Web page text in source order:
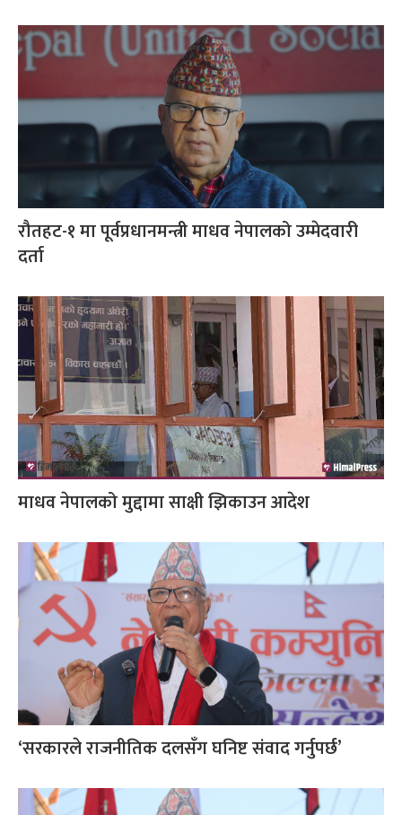
रौतहट-१ मा पूर्वप्रधानमन्त्री माधव नेपालको उम्मेदवारी
दर्ता
माधव नेपालको मुद्दामा साक्षी झिकाउन आदेश
‘सरकारले राजनीतिक दलसँग घनिष्ट संवाद गर्नुपर्छ’